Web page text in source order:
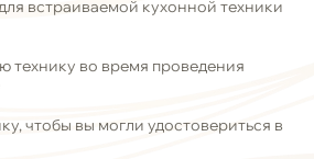
встраиваемой кухонной техники
технику во время проведения
чтобы вы могли удостовериться в